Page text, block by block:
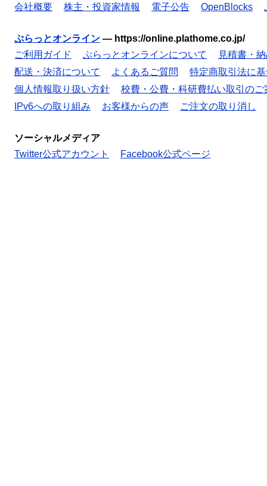
会社概要 株主・投資家情報 電子公告 OpenBlocks
ぷらっとオンライン — https://online.plathome.co.jp/
ご利用ガイド
ぷらっとオンラインについて
見積書・
配送・決済について
よくあるご質問
特定商取引法に
個人情報取り扱い方針
校費・公費・科研費払い取引のご
IPv6への取り組み
お客様からの声 ご注文の取り消し
ソーシャルメディア
Twitter公式アカウント
Facebook公式ページ